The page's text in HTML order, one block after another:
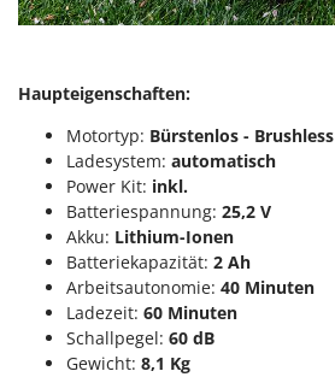
Haupteigenschaften:
Motortyp: Bürstenlos - Brushless
Ladesystem: automatisch
Power Kit: inkl.
Batteriespannung: 25,2 V
Akku: Lithium-Ionen
Batteriekapazität: 2 Ah
Arbeitsautonomie: 40 Minuten
Ladezeit: 60 Minuten
Schallpegel: 60 dB
Gewicht: 8,1 Kg